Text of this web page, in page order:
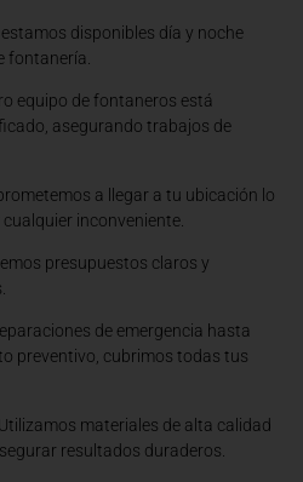
estamos disponibles día y noche
fontanería.
equipo de fontaneros está
asegurando trabajos de
a llegar a tu ubicación lo
inconveniente.
presupuestos claros y
de emergencia hasta
preventivo, cubrimos todas tus
Utilizamos materiales de alta calidad
resultados duraderos.